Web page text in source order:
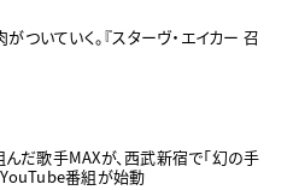
ついていく。『スターヴ・エイカー 召
だ歌手MAXが、西武新宿で「幻の手
YouTube番組が始動